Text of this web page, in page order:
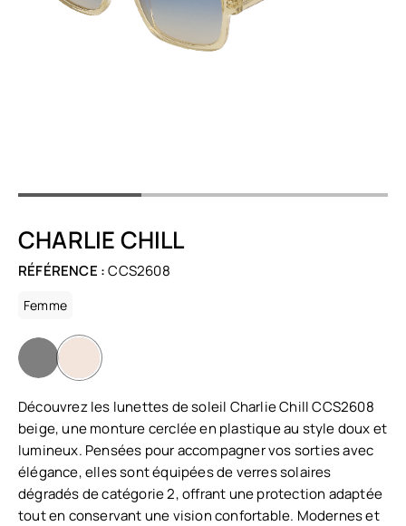
CHARLIE CHILL
RÉFÉRENCE :CCS2608
Femme
Découvrez les lunettes de soleil Charlie Chill CCS2608
beige, une monture cerclée en plastique au style doux et
lumineux. Pensées pour accompagner vos sorties avec
élégance, elles sont équipées de verres solaires
dégradés de catégorie 2, offrant une protection adaptée
tout en conservant une vision confortable. Modernes et